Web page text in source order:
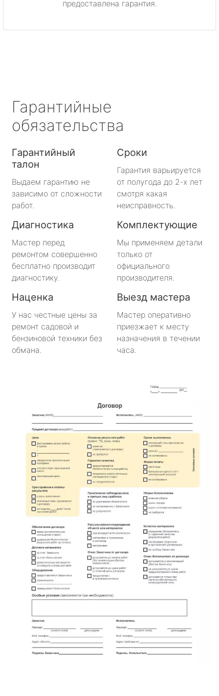
Сясьстрой
Тосно
Шлиссельбург
Важины
Вырица
Дружная Горка
имени Морозова
имени Свердлова
Красный Бор
Кузнечное
Кузьмоловский
Лебяжье
Лесогорский
Мга
Назия
Никольский
предоставлена гарантия.
Гарантийные
обязательства
Гарантийный
талон
Выдаем гарантию не
зависимо от сложности
работ.
Сроки
Гарантия варьируется
от полугода до 2-х лет
смотря какая
неисправность.
Диагностика
Мастер перед
ремонтом совершенно
бесплатно производит
диагностику.
Комплектующие
Мы применяем детали
только от
официального
производителя.
Наценка
У нас честные цены за
ремонт садовой и
бензиновой техники без
обмана.
Выезд мастера
Мастер оперативно
приезжает к месту
назначения в течении
часа.